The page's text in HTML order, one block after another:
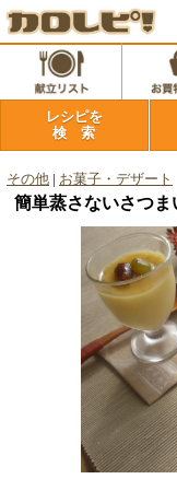
レシピを
検 索
その他 お菓子・デザート
簡単蒸さないさつま